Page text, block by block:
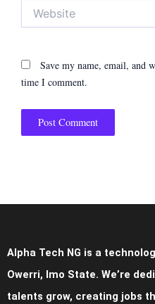
Save my name, email, and
time I comment.
Alpha Tech NG is a
Owerri, Imo State. We’re
talents grow, creating jobs